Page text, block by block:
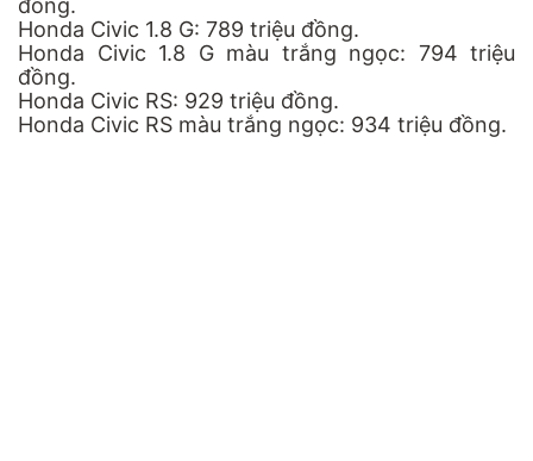
đồng.
Honda Civic 1.8 G: 789 triệu đồng.
Honda Civic 1.8 G màu trắng ngọc: 794 triệu
đồng.
Honda Civic RS: 929 triệu đồng.
Honda Civic RS màu trắng ngọc: 934 triệu đồng.